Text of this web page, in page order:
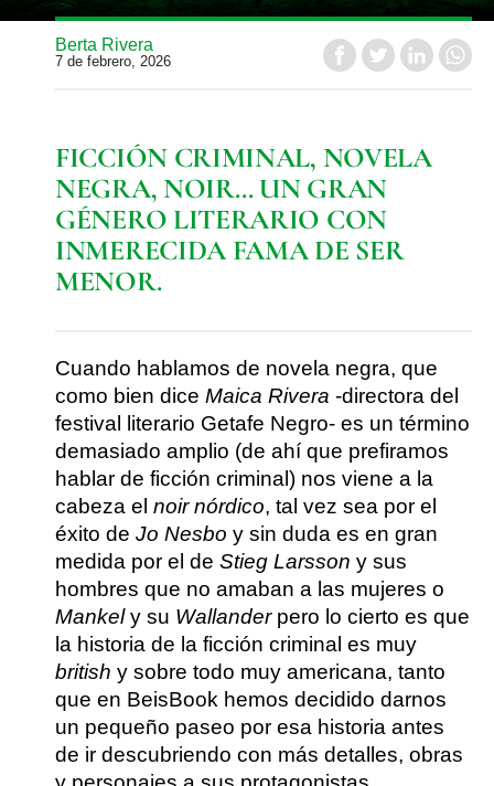
Berta Rivera
7 de febrero, 2026
FICCIÓN CRIMINAL, NOVELA
NEGRA, NOIR… UN GRAN
GÉNERO LITERARIO CON
INMERECIDA FAMA DE SER
MENOR.
Cuando hablamos de novela negra, que
como bien dice Maica Rivera -directora del
festival literario Getafe Negro- es un término
demasiado amplio (de ahí que prefiramos
hablar de ficción criminal) nos viene a la
cabeza el noirnórdico, tal vez sea por el
éxito de Jo Nesbo y sin duda es en gran
medida por el de Stieg Larsson y sus
hombres que no amaban a las mujeres o
Mankely su Wallanderpero lo cierto es que
la historia de la ficción criminal es muy
british y sobre todo muy americana, tanto
que en BeisBook hemos decidido darnos
un pequeño paseo por esa historia antes
de ir descubriendo con más detalles, obras